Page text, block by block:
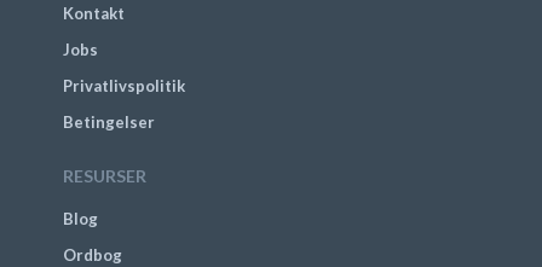
Kontakt
Jobs
Privatlivspolitik
Betingelser
RESURSER
Blog
Ordbog